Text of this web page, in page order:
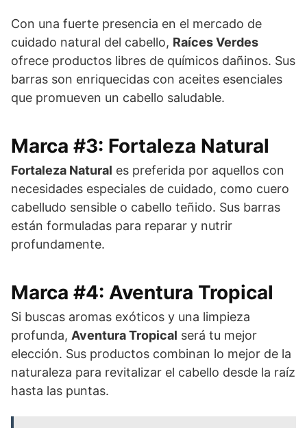
Con una fuerte presencia en el mercado de
cuidado natural del cabello, Raíces Verdes
ofrece productos libres de químicos dañinos. Sus
barras son enriquecidas con aceites esenciales
que promueven un cabello saludable.
Marca #3: Fortaleza Natural
Fortaleza Natural es preferida por aquellos con
necesidades especiales de cuidado, como cuero
cabelludo sensible o cabello teñido. Sus barras
están formuladas para reparar y nutrir
profundamente.
Marca #4: Aventura Tropical
Si buscas aromas exóticos y una limpieza
profunda, Aventura Tropical será tu mejor
elección. Sus productos combinan lo mejor de la
naturaleza para revitalizar el cabello desde la raíz
hasta las puntas.